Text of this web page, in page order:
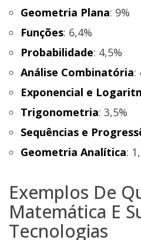
Geometria Plana: 9%
Funções: 6,4%
Probabilidade: 4,5%
Análise Combinatória:
Exponencial e
Trigonometria: 3,5%
Sequências e
Geometria Analítica:
Exemplos De
Matemática E
Tecnologias